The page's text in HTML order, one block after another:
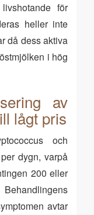
för
heller inte
då dess aktiva
i hög
av
lågt pris
och
dygn, varpå
200 eller
avtar